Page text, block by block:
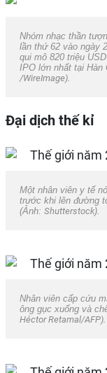
Nhóm nhạc thần
lần thứ 62 vào ngày
qui mô 820 triệu
IPO lớn nhất tại Hàn
/WireImage).
Đại dịch thế kỉ
Một nhân viên y tế
trước khi lên đường
(Ảnh: Shutterstock).
Nhân viên cấp cứu
ông gục xuống và
Héctor Retamal/AFP).